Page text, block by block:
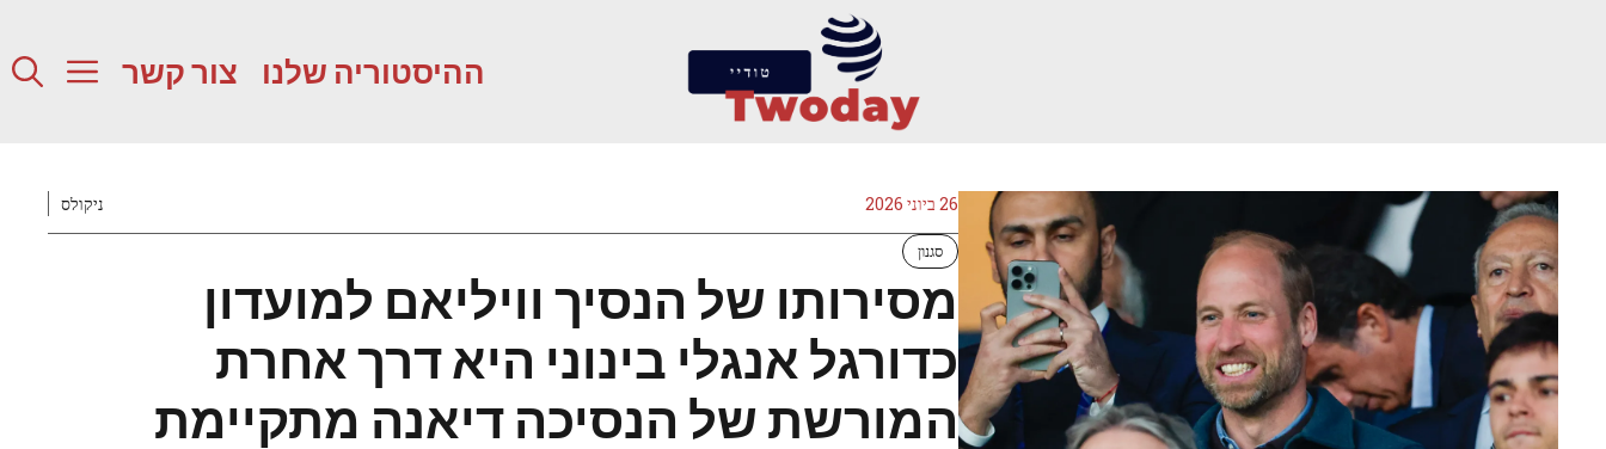
ההיסטוריה שלנו צור קשר
26 ביוני 2026 ניקולס
סגנון
מסירותו של הנסיך וויליאם למועדון
כדורגל אנגלי בינוני היא דרך אחרת
המורשת של הנסיכה דיאנה מתקיימת